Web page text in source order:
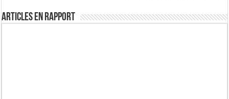
Articles en rapport